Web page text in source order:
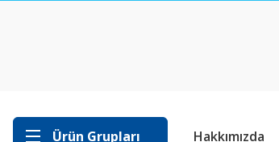
Ürün Grupları Hakkımızda